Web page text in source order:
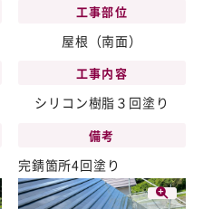
工事部位
屋根（南面）
工事内容
シリコン樹脂３回塗り
備考
完錆箇所4回塗り